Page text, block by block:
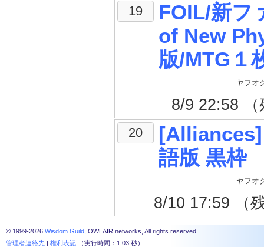
19
FOIL/新フ
of New
版/MTG１
ヤフオ
8/9 22:58
20
語版 黒枠
ヤフオ
8/10 17:59 （
© 1999-2026 Wisdom Guild , OWLAIR networks, All rights reserved.
管理者連絡先 | 権利表記 （実行時間：1.03 秒）